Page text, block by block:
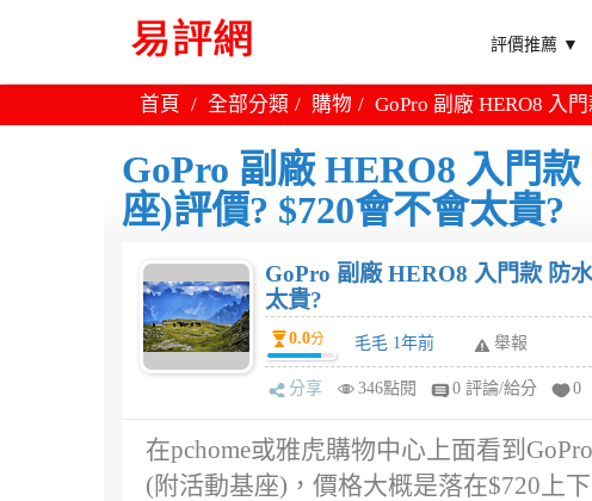
評價推薦 ▼
首頁 全部分類 購物 GoPro 副廠 HERO8 入
GoPro 副廠 HERO8 入門
座)評價? $720會不會太貴?
GoPro 副廠 HERO8 入門款 防
太貴?
0.0分 毛毛 1年前 舉報
分享 346點閱 0 評論/給分 0
在pchome或雅虎購物中心上面看到
(附活動基座)，價格大概是落在$720上